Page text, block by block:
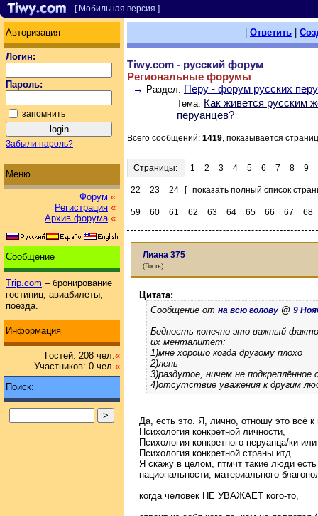
[ Мобильная версия ]
Авторизация
Логин:
Пароль:
запомнить
Забыли пароль?
Меню
Форум «
Регистрация «
Архив форума «
Сообщение
Trip.com – бронирование
гостиниц, авиабилеты,
поезда.
Информация
Гостей: 208 чел.«
Участников: 0 чел.«
Поиск:
Ответить
Tiwy.com - русский форум
Региональные форумы
→ Раздел: Перу - форум русских
Тема: Как живется русским
перуанцев?
Всего сообщений: 1419, показывается
Страницы: 1 2 3 4 5 6 7 8 9
22 23 24 [ показать полный список
59 60 61 62 63 64 65 66 67 68
Лиана 375
(Гость)
Цитата:
Сообщение от на всю голову @ 9
Бедность конечно это важный
их менталитет:
1)мне хорошо когда другому плохо
2)лень
3)раздутое, ничем не подкреплённое
4)отсутствие уважения к другим
Да, есть это. Я, лично, отношу это всё
Психология конкретной личности,
Психология конкретного перуанца/ки
Психология конкретной страны итд.
Я скажу в целом, птмчт такие люди
национальности, материального
когда человек НЕ УВАЖАЕТ кого-то,